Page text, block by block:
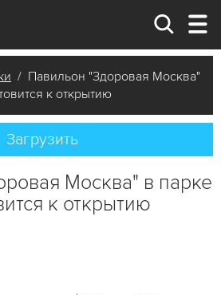
/ Павильон "Здоровая Москва"
к открытию
Загрузить
Москва" в парке
к открытию